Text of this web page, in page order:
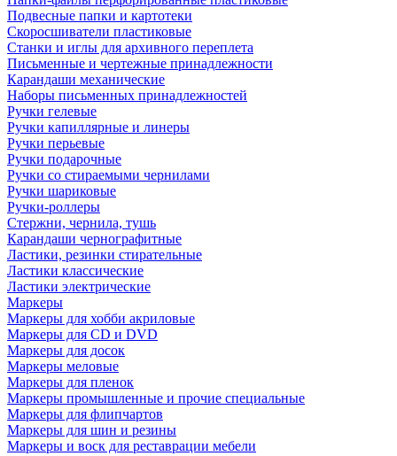
Подвесные папки и картотеки
Скоросшиватели пластиковые
Станки и иглы для архивного переплета
Письменные и чертежные принадлежности
Карандаши механические
Наборы письменных принадлежностей
Ручки гелевые
Ручки капиллярные и линеры
Ручки перьевые
Ручки подарочные
Ручки со стираемыми чернилами
Ручки шариковые
Ручки-роллеры
Стержни, чернила, тушь
Карандаши чернографитные
Ластики, резинки стирательные
Ластики классические
Ластики электрические
Маркеры
Маркеры для хобби акриловые
Маркеры для CD и DVD
Маркеры для досок
Маркеры меловые
Маркеры для пленок
Маркеры промышленные и прочие специальные
Маркеры для флипчартов
Маркеры для шин и резины
Маркеры и воск для реставрации мебели